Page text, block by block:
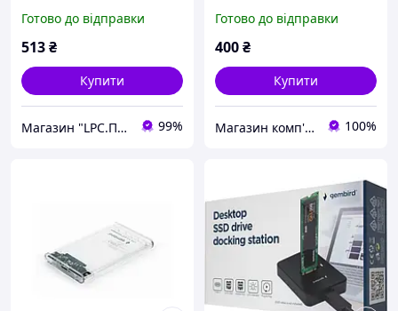
GR)
Готово до відправки
513₴
Купити
Магазин "LPC.Поліграфія" 99%
Готово до відправки
400₴
Купити
Магазин комп'ютерної техніки "Angar" 100%